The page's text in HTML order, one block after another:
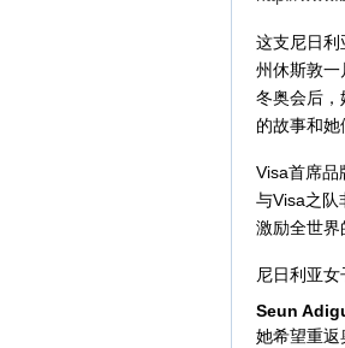
这支尼日利
州休斯敦一
冬奥会后，
的故事和她
Visa首席品
与Visa之队
激励全世界
尼日利亚
Seun
她希望重返